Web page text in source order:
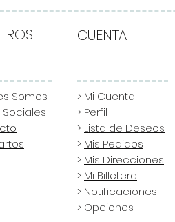
Somos
Sociales
CUENTA
> Mi Cuenta
> Perfil
> Lista de Deseos
> Mis Pedidos
> Mis Direcciones
> Mi Billetera
> Notificaciones
> Opciones